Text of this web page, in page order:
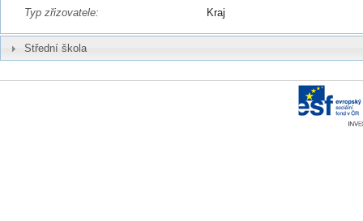
Typ zřizovatele:
Kraj
Střední škola